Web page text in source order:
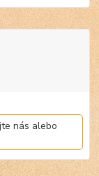
nás alebo